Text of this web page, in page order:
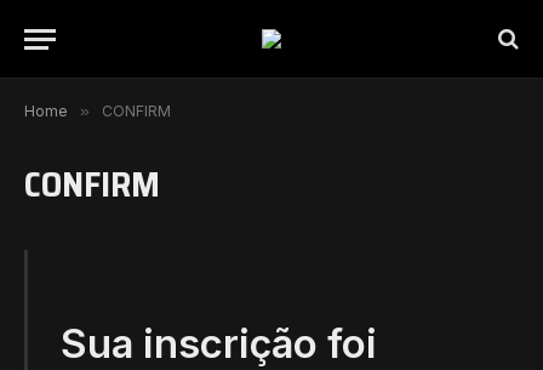
Home » CONFIRM
CONFIRM
Sua inscrição foi